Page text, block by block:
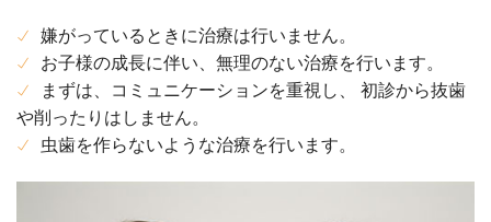
嫌がっているときに治療は行いません。
お子様の成長に伴い、無理のない治療を行います。
まずは、コミュニケーションを重視し、 初診から抜歯
や削ったりはしません。
虫歯を作らないような治療を行います。